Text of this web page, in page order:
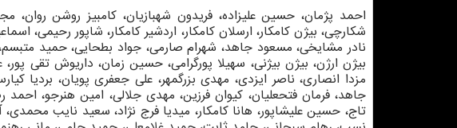
احمد پژمان، حسین علیزاده، فریدون شهبازیان، کامبیز روشن روان،
شکارچی، بیژن کامکار، ارسلان کامکار، اردشیر کامکار، شاپور رحیمی،
نادر مشایخی، مسعود جاهد، شهرام صارمی، جواد بطحایی، حمید
بیژن ارژن، بیژن بیژنی، سهیلا پورگرامی، حسین زمان، داریوش تقی
مزدا انصاری، ناصر ایزدی، مهدی بزرگمهر، علی جعفری پویان،
جاهد، فرمان فتحعلیان، کیوان فرزین، مهدی جلالی، امین هنرجو،
تاج، حسین علیشاپور، هانا کامکار، میدیا فرج نژاد، سعید نایب